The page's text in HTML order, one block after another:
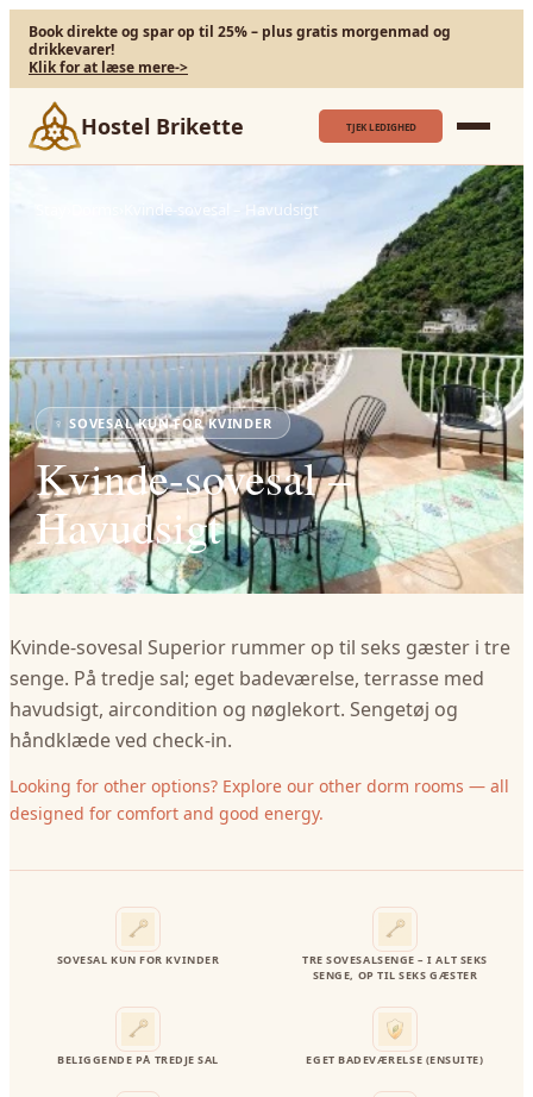
Book direkte og spar op til 25% – plus gratis morgenmad og
drikkevarer!
Klik for at læse mere->
Hostel Brikette TJEK LEDIGHED
Kvinde-sovesal – Havudsigt
♀ SOVESAL KUN FOR KVINDER
Kvinde-sovesal –
Havudsigt
Kvinde‑sovesal Superior rummer op til seks gæster i tre
senge. På tredje sal; eget badeværelse, terrasse med
havudsigt, aircondition og nøglekort. Sengetøj og
håndklæde ved check‑in.
Looking for other options? Explore our other dorm rooms — all
designed for comfort and good energy.
SOVESAL KUN FOR KVINDER
TRE SOVESALSENGE – I ALT SEKS
SENGE, OP TIL SEKS GÆSTER
BELIGGENDE PÅ TREDJE SAL EGET BADEVÆRELSE (ENSUITE)